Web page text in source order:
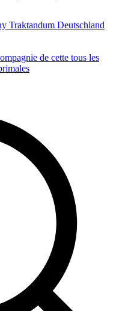
Traktandum Deutschland
de cette tous les